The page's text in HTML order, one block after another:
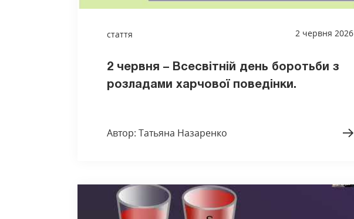
стаття 2 червня 2026
2 червня – Всесвітній день боротьби з
розладами харчової поведінки.
Автор: Татьяна Назаренко